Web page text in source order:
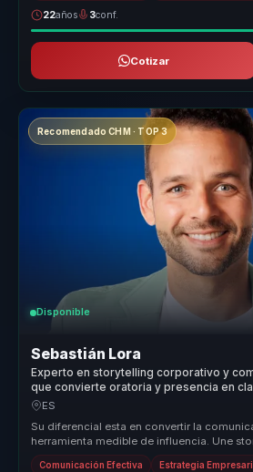
22años 3conf.
Cotizar
Recomendado CHM · TOP 3
Disponible
Sebastián Lora
Experto en storytelling corporativo y
que convierte oratoria y presencia en
para líderes y equipos.
ES
Su diferencial esta en convertir la
herramienta medible de influencia. Une
presencia y pers...
Comunicación Efectiva Estrategia